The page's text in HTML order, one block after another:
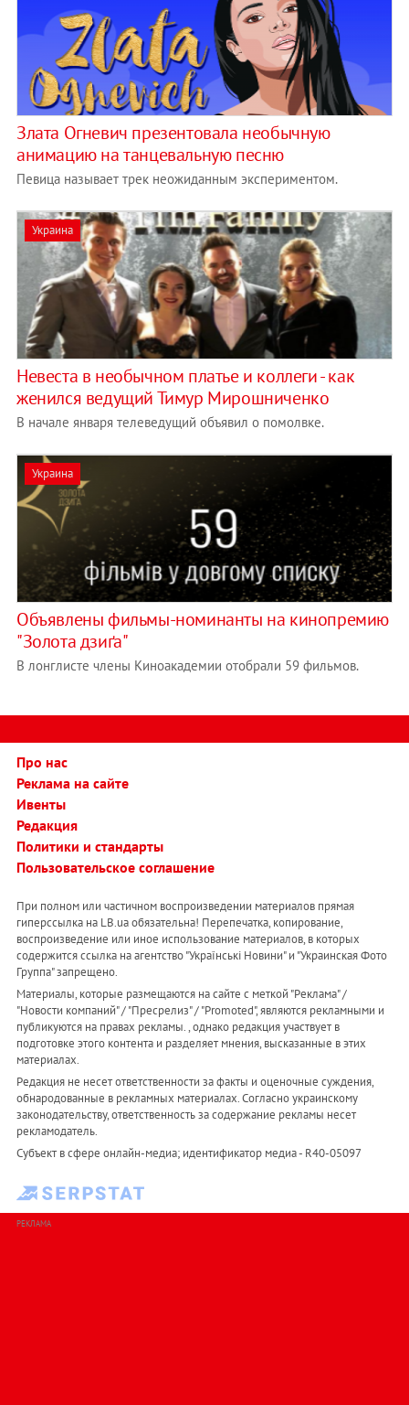
Злата Огневич презентовала необычную
анимацию на танцевальную песню
Певица называет трек неожиданным экспериментом.
Украина
Невеста в необычном платье и коллеги - как
женился ведущий Тимур Мирошниченко
В начале января телеведущий объявил о помолвке.
Украина
Объявлены фильмы-номинанты на кинопремию
"Золота дзиґа"
В лонглисте члены Киноакадемии отобрали 59 фильмов.
Про нас
Реклама на сайте
Ивенты
Редакция
Политики и стандарты
Пользовательское соглашение
При полном или частичном воспроизведении материалов прямая
гиперссылка на LB.ua обязательна! Перепечатка, копирование,
воспроизведение или иное использование материалов, в которых
содержится ссылка на агентство "Українськi Новини" и "Украинская Фото
Группа" запрещено.
Материалы, которые размещаются на сайте с меткой "Реклама" /
"Новости компаний" / "Пресрелиз" / "Promoted", являются рекламными и
публикуются на правах рекламы. , однако редакция участвует в
подготовке этого контента и разделяет мнения, высказанные в этих
материалах.
Редакция не несет ответственности за факты и оценочные суждения,
обнародованные в рекламных материалах. Согласно украинскому
законодательству, ответственность за содержание рекламы несет
рекламодатель.
Субъект в сфере онлайн-медиа; идентификатор медиа - R40-05097
РЕКЛАМА